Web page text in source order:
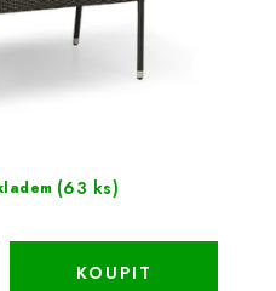
(63 ks)